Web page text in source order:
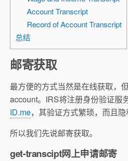
Account Transcript
Record of Account Transcript
总结
邮寄获取
最方便的方式当然是在线获取，
account。IRS将注册身份验证服
ID.me，其验证方式繁琐，而且隐
所以我们先说邮寄获取。
get-transcipt网上申请邮寄